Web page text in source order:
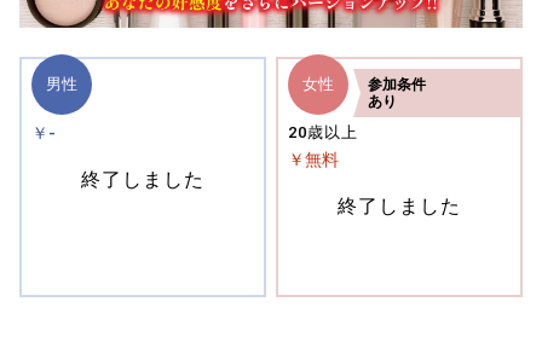
男性
￥-
終了しました
女性
20歳以上
￥無料
参加条件
あり
終了しました